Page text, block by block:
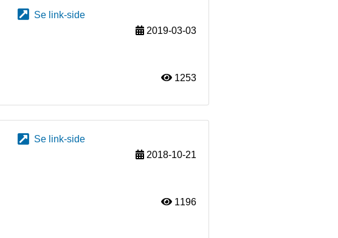
Se link-side
2019-03-03
1253
Se link-side
2018-10-21
1196